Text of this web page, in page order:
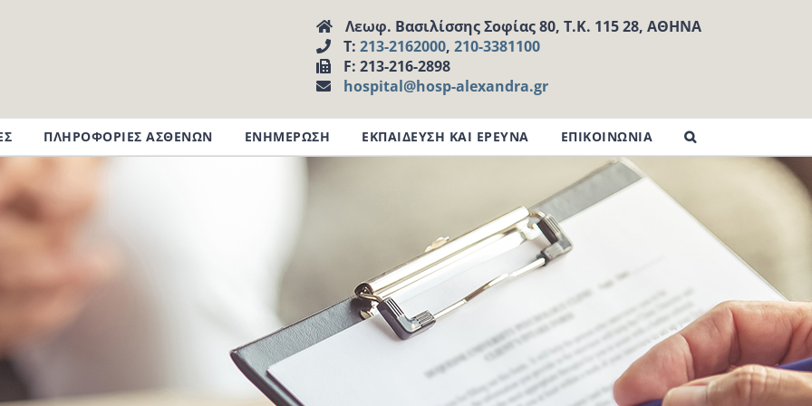
Λεωφ. Βασιλίσσης Σοφίας 80, Τ.Κ. 115 28, ΑΘΗΝΑ
Τ: 213-2162000, 210-3381100
F: 213-216-2898
hospital@hosp-alexandra.gr
ΠΛΗΡΟΦΟΡΙΕΣ ΑΣΘΕΝΩΝ ΕΝΗΜΕΡΩΣΗ ΕΚΠΑΙΔΕΥΣΗ ΚΑΙ ΕΡΕΥΝΑ ΕΠΙΚΟΙΝΩΝΙΑ